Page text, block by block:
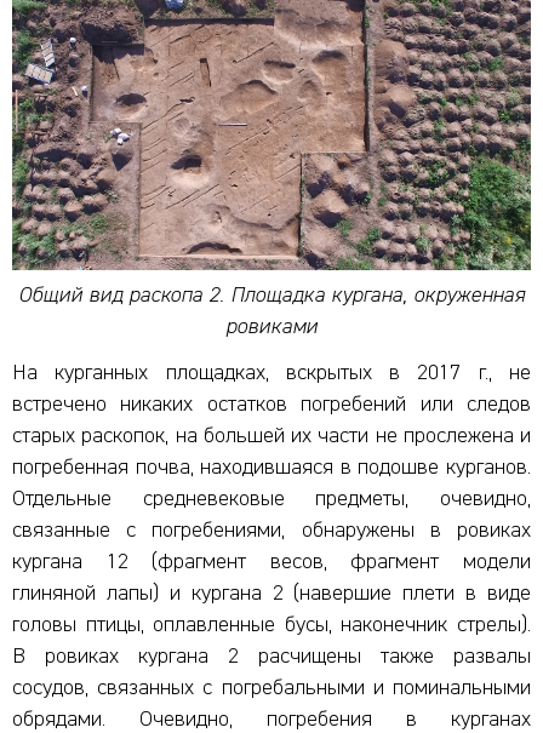
Общий вид раскопа 2. Площадка кургана, окруженная
ровиками
На курганных площадках, вскрытых в 2017 г., не
встречено никаких остатков погребений или следов
старых раскопок, на большей их части не прослежена и
погребенная почва, находившаяся в подошве курганов.
Отдельные средневековые предметы, очевидно,
связанные с погребениями, обнаружены в ровиках
кургана 12 (фрагмент весов, фрагмент модели
глиняной лапы) и кургана 2 (навершие плети в виде
головы птицы, оплавленные бусы, наконечник стрелы).
В ровиках кургана 2 расчищены также развалы
сосудов, связанных с погребальными и поминальными
обрядами. Очевидно, погребения в курганах